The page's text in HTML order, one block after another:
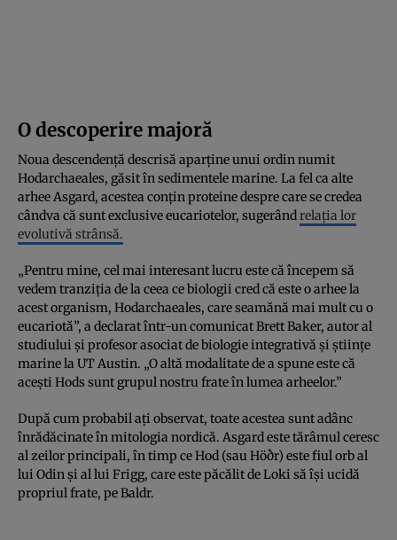
O descoperire majoră
Noua descendență descrisă aparține unui ordin numit
Hodarchaeales, găsit în sedimentele marine. La fel ca alte
arhee Asgard, acestea conțin proteine despre care se credea
cândva că sunt exclusive eucariotelor, sugerândrelația lor
evolutivă strânsă.
„Pentru mine, cel mai interesant lucru este că începem să
vedem tranziția de la ceea ce biologii cred că este o arhee la
acest organism, Hodarchaeales, care seamănă mai mult cu o
eucariotă”, a declarat într-un comunicat Brett Baker, autor al
studiului și profesor asociat de biologie integrativă și științe
marine la UT Austin. „O altă modalitate de a spune este că
acești Hods sunt grupul nostru frate în lumea arheelor.”
După cum probabil ați observat, toate acestea sunt adânc
înrădăcinate în mitologia nordică. Asgard este tărâmul ceresc
al zeilor principali, în timp ce Hod (sau Höðr) este fiul orb al
lui Odin și al lui Frigg, care este păcălit de Loki să își ucidă
propriul frate, pe Baldr.